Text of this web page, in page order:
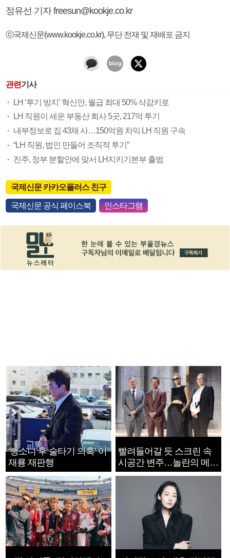
정유선 기자 freesun@kookje.co.kr
ⓒ국제신문(www.kookje.co.kr), 무단 전재 및 재배포 금지
관련기사
LH ‘투기 방지’ 혁신안, 월급 최대 50% 삭감키로
LH 직원이 세운 부동산 회사 5곳, 217억 투기
내부정보로 집 43채 사…150억원 차익 LH 직원 구속
“LH 직원, 법인 만들어 조직적 투기”
진주, 정부 분할안에 맞서 LH지키기본부 출범
국제신문 카카오플러스 친구
국제신문 공식 페이스북 인스타그램
‘뺑소니 후 술타기 의혹’ 이
재룡 재판행
빨려들어갈 듯 스크린 속
시공간 변주…놀란의 메시
지는 ‘전쟁 속죄’